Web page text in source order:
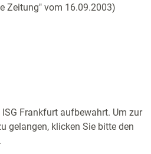
Zeitung" vom 16.09.2003)
Frankfurt aufbewahrt. Um zur
gelangen, klicken Sie bitte den